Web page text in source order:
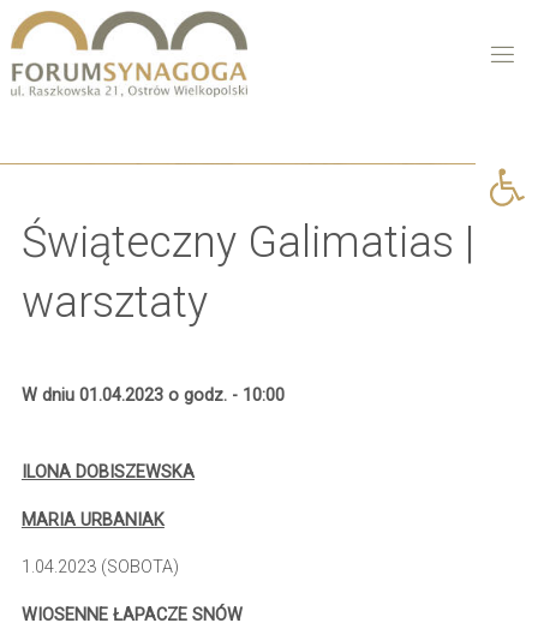
Świąteczny Galimatias |
warsztaty
W dniu 01.04.2023 o godz. - 10:00
ILONA DOBISZEWSKA
MARIA URBANIAK
1.04.2023 (SOBOTA)
WIOSENNE ŁAPACZE SNÓW